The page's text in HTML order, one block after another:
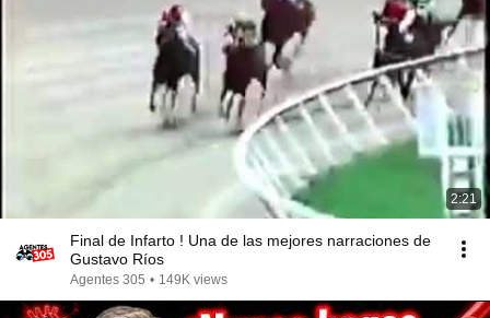
2:21
Final de Infarto ! Una de las mejores narraciones de
Gustavo Ríos
Agentes 305 • 149K views